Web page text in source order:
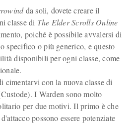
da soli, dovete creare il
classe di The Elder Scrolls Online
poiché è possibile avvalersi di
specifico o più generico, e questo
disponibili per ogni classe, come
cimentarvi con la nuova classe di
I Warden sono molto
per due motivi. Il primo è che
possono essere potenziate